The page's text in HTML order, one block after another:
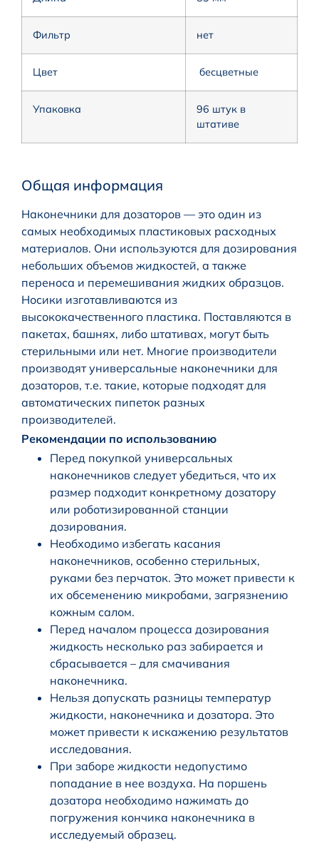
Фильтр нет
Цвет бесцветные
Упаковка
96 штук в
штативе
Общая информация
Наконечники для дозаторов — это один из
самых необходимых пластиковых расходных
материалов. Они используются для дозирования
небольших объемов жидкостей, а также
переноса и перемешивания жидких образцов.
Носики изготавливаются из
высококачественного пластика. Поставляются в
пакетах, башнях, либо штативах, могут быть
стерильными или нет. Многие производители
производят универсальные наконечники для
дозаторов, т.е. такие, которые подходят для
автоматических пипеток разных
производителей.
Рекомендации по использованию
Перед покупкой универсальных
наконечников следует убедиться, что их
размер подходит конкретному дозатору
или роботизированной станции
дозирования.
Необходимо избегать касания
наконечников, особенно стерильных,
руками без перчаток. Это может привести к
их обсеменению микробами, загрязнению
кожным салом.
Перед началом процесса дозирования
жидкость несколько раз забирается и
сбрасывается – для смачивания
наконечника.
Нельзя допускать разницы температур
жидкости, наконечника и дозатора. Это
может привести к искажению результатов
исследования.
При заборе жидкости недопустимо
попадание в нее воздуха. На поршень
дозатора необходимо нажимать до
погружения кончика наконечника в
исследуемый образец.